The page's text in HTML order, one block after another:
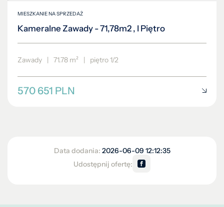
MIESZKANIE NA SPRZEDAŻ
Kameralne Zawady - 71,78m2 , I Piętro
Zawady | 71.78 m² | piętro 1/2
570 651 PLN
Data dodania: 2026-06-09 12:12:35
Udostępnij ofertę: